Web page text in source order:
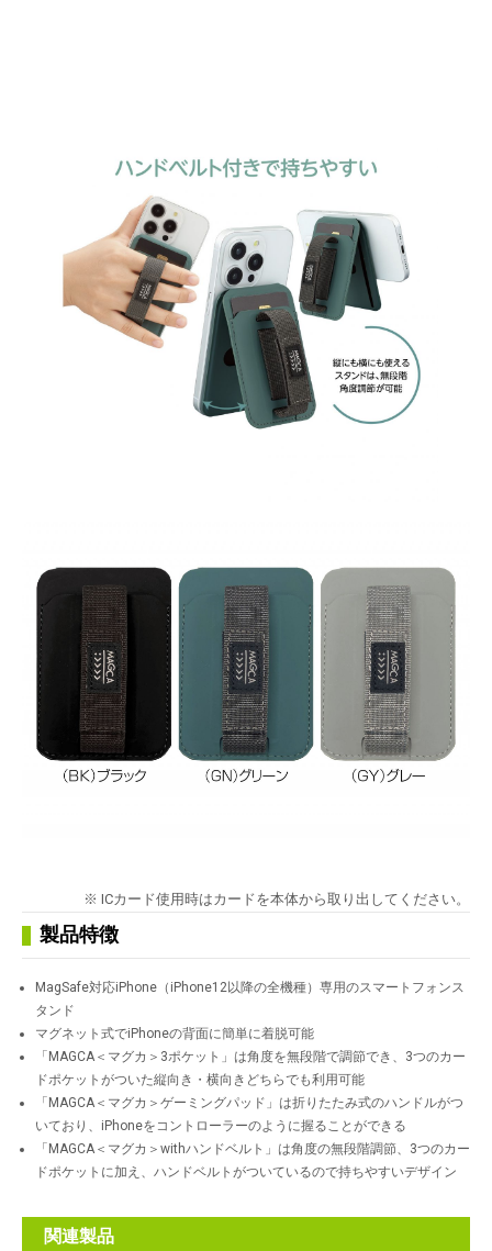
※ ICカード使用時はカードを本体から取り出してください。
製品特徴
MagSafe対応iPhone（iPhone12以降の全機種）専用のスマートフォンス
タンド
マグネット式でiPhoneの背面に簡単に着脱可能
「MAGCA＜マグカ＞3ポケット」は角度を無段階で調節でき、3つのカー
ドポケットがついた縦向き・横向きどちらでも利用可能
「MAGCA＜マグカ＞ゲーミングパッド」は折りたたみ式のハンドルがつ
いており、iPhoneをコントローラーのように握ることができる
「MAGCA＜マグカ＞withハンドベルト」は角度の無段階調節、3つのカー
ドポケットに加え、ハンドベルトがついているので持ちやすいデザイン
関連製品